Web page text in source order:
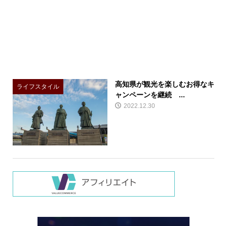
ライフスタイル
高知県が観光を楽しむお得なキ
ャンペーンを継続 ...
2022.12.30